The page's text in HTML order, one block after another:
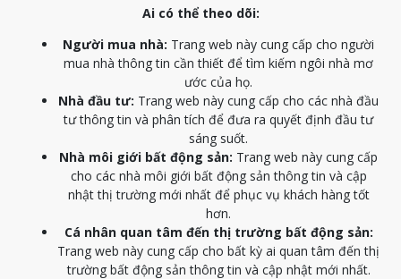
Ai có thể theo dõi:
Người mua nhà: Trang web này cung cấp cho người
mua nhà thông tin cần thiết để tìm kiếm ngôi nhà mơ
ước của họ.
Nhà đầu tư: Trang web này cung cấp cho các nhà đầu
tư thông tin và phân tích để đưa ra quyết định đầu tư
sáng suốt.
Nhà môi giới bất động sản: Trang web này cung cấp
cho các nhà môi giới bất động sản thông tin và cập
nhật thị trường mới nhất để phục vụ khách hàng tốt
hơn.
Cá nhân quan tâm đến thị trường bất động sản:
Trang web này cung cấp cho bất kỳ ai quan tâm đến thị
trường bất động sản thông tin và cập nhật mới nhất.